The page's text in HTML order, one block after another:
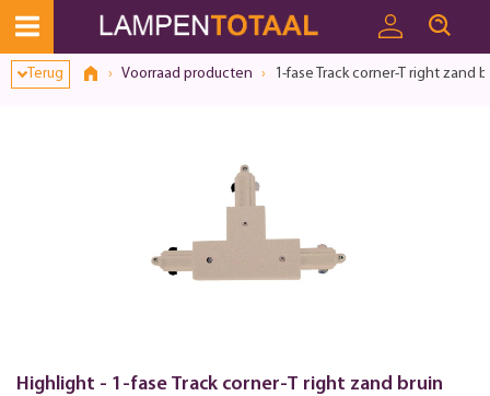
Terug Voorraad producten 1-fase Track corner-T right zand
Highlight - 1-fase Track corner-T right zand bruin